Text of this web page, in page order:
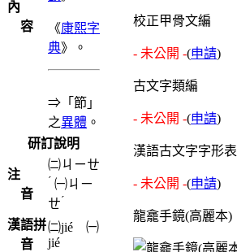
內
容
《康熙字
典》。
⇒「節」
之異體 。
研訂說明
注
音
㈡ㄐㄧㄝ
ˊ ㈠ㄐㄧ
ㄝˊ
漢語拼
音
㈡jié ㈠
jié
校正甲骨文編
- 未公開 -(申請)
古文字類編
- 未公開 -(申請)
漢語古文字字形表
- 未公開 -(申請)
龍龕手鏡(高麗本)